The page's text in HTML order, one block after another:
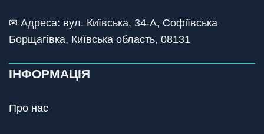
✉ Адреса: вул. Київська, 34-А, Софіївська
Борщагівка, Київська область, 08131
ІНФОРМАЦІЯ
Про нас